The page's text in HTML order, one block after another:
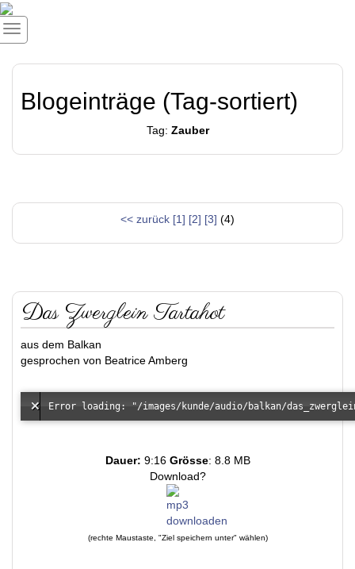
Blogeinträge (Tag-sortiert)
Tag: Zauber
<< zurück [1] [2] [3] (4)
Das Zwerglein Tartahot
aus dem Balkan
gesprochen von Beatrice Amberg
Dauer: 9:16 Grösse: 8.8 MB
Download?
(rechte Maustaste, "Ziel speichern unter" wählen)